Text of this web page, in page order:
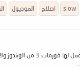
slow اصلاح الموديول